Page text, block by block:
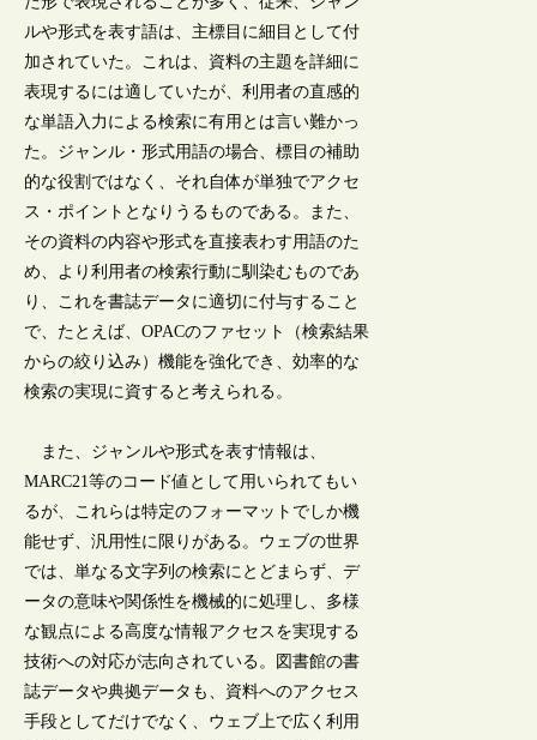
ルや形式を表す語は、主標目に細目として付
加されていた。これは、資料の主題を詳細に
表現するには適していたが、利用者の直感的
な単語入力による検索に有用とは言い難かっ
た。ジャンル・形式用語の場合、標目の補助
的な役割ではなく、それ自体が単独でアクセ
ス・ポイントとなりうるものである。また、
その資料の内容や形式を直接表わす用語のた
め、より利用者の検索行動に馴染むものであ
り、これを書誌データに適切に付与すること
で、たとえば、OPACのファセット（検索結果
からの絞り込み）機能を強化でき、効率的な
検索の実現に資すると考えられる。
また、ジャンルや形式を表す情報は、
MARC21等のコード値として用いられてもい
るが、これらは特定のフォーマットでしか機
能せず、汎用性に限りがある。ウェブの世界
では、単なる文字列の検索にとどまらず、デ
ータの意味や関係性を機械的に処理し、多様
な観点による高度な情報アクセスを実現する
技術への対応が志向されている。図書館の書
誌データや典拠データも、資料へのアクセス
手段としてだけでなく、ウェブ上で広く利用